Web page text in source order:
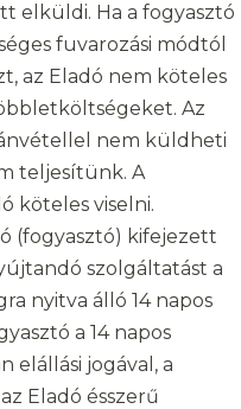
elküldi. Ha a fogyasztó
fuvarozási módtól
az Eladó nem köteles
Az
nem küldheti
teljesítünk. A
köteles viselni.
(fogyasztó) kifejezett
szolgáltatást a
nyitva álló 14 napos
a 14 napos
elállási jogával, a
Eladó ésszerű